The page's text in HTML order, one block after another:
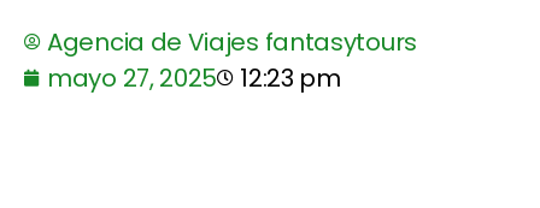
Agencia de Viajes fantasytours
mayo 27, 2025
12:23 pm